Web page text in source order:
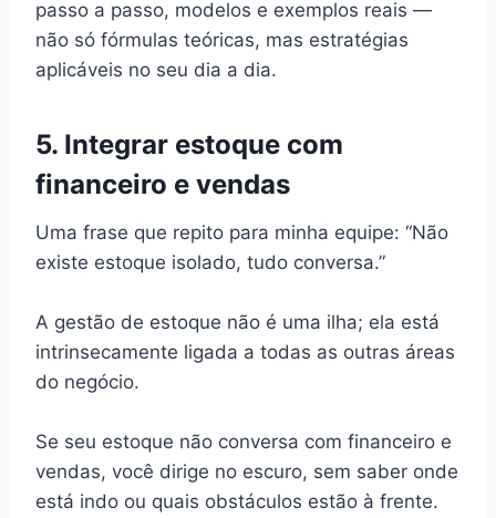
passo a passo, modelos e exemplos reais —
não só fórmulas teóricas, mas estratégias
aplicáveis no seu dia a dia.
5. Integrar estoque com
financeiro e vendas
Uma frase que repito para minha equipe: “Não
existe estoque isolado, tudo conversa.”
A gestão de estoque não é uma ilha; ela está
intrinsecamente ligada a todas as outras áreas
do negócio.
Se seu estoque não conversa com financeiro e
vendas, você dirige no escuro, sem saber onde
está indo ou quais obstáculos estão à frente.